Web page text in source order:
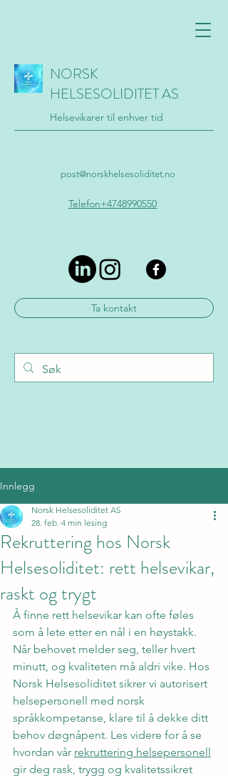
NORSK
HELSESOLIDITET AS
Helsevikarer til enhver tid
Ta kontakt
post@norskhelsesoliditet.no
Telefon+4748990550
Innlegg
Rekruttering hos Norsk
Helsesoliditet: rett helsevikar,
raskt og trygt
Norsk Helsesoliditet AS
28. feb. 4 min lesing
Å finne rett helsevikar kan ofte føles
som å lete etter en nål i en høystakk.
Når behovet melder seg, teller hvert
minutt, og kvaliteten må aldri vike. Hos
Norsk Helsesoliditet sikrer vi autorisert
helsepersonell med norsk
språkkompetanse, klare til å dekke ditt
behov døgnåpent. Les videre for å se
hvordan vår rekruttering helsepersonell
gir deg rask, trygg og kvalitetssikret